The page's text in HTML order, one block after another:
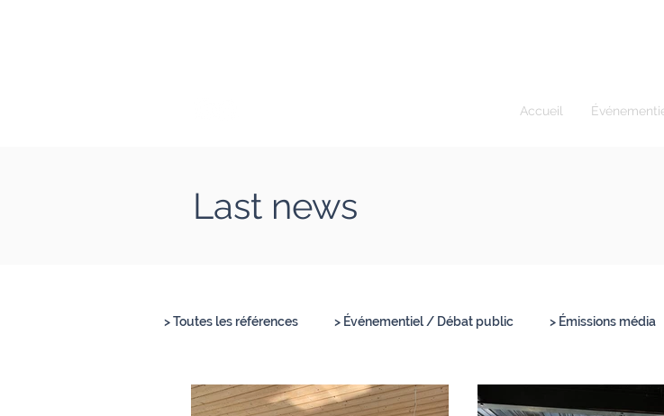
Accueil
Last news
> Toutes les références > Événementiel / Débat public > Émissions média